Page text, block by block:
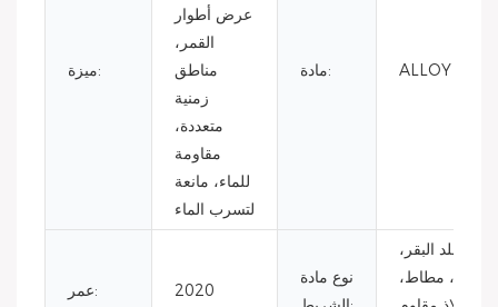
ميزة:
عرض أطوار
القمر،
مناطق
زمنية
متعددة،
مقاومة
للماء، مانعة
لتسرب الماء
مادة: ALLOY
عمر: 2020
نوع مادة
جلد البقر،
جلد، مطاط،